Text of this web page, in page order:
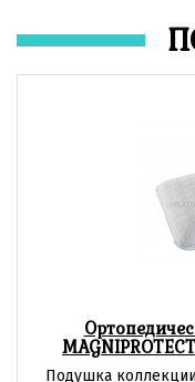
Подушка